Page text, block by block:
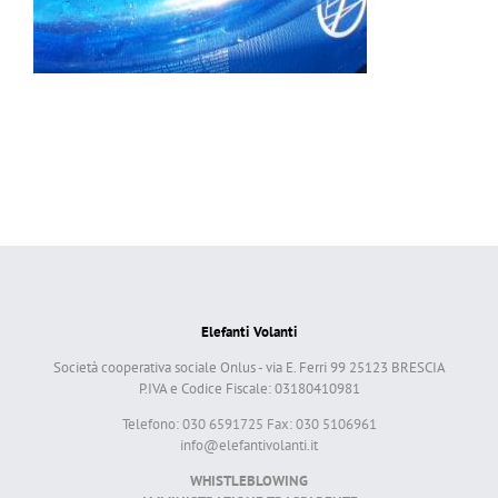
Elefanti Volanti
Società cooperativa sociale Onlus - via E. Ferri 99 25123 BRESCIA
P.IVA e Codice Fiscale: 03180410981
Telefono: 030 6591725 Fax: 030 5106961
info@elefantivolanti.it
WHISTLEBLOWING